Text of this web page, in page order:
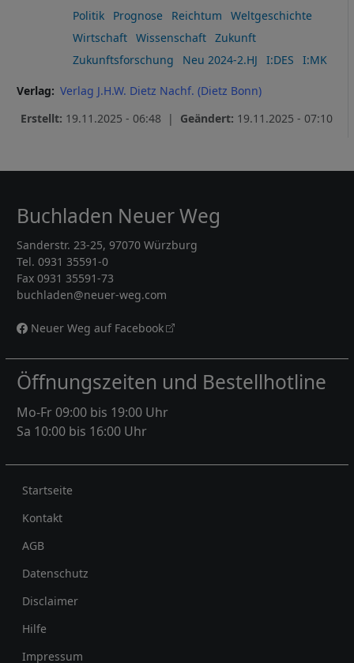
Politik
Prognose Reichtum
Weltgeschichte
Wirtschaft
Wissenschaft
Zukunft
Zukunftsforschung
Neu 2024-2.HJ I:DES I:MK
Verlag
Verlag J.H.W. Dietz Nachf. (Dietz Bonn)
Erstellt: 19.11.2025 - 06:48 | Geändert: 19.11.2025 - 07:10
Buchladen Neuer Weg
Sanderstr. 23-25, 97070 Würzburg
Tel. 0931 35591-0
Fax 0931 35591-73
buchladen@neuer-weg.com
Neuer Weg auf Facebook
Öffnungszeiten und Bestellhotline
Mo-Fr 09:00 bis 19:00 Uhr
Sa 10:00 bis 16:00 Uhr
Rechtliches
Startseite
Kontakt
AGB
Datenschutz
Disclaimer
Hilfe
Impressum